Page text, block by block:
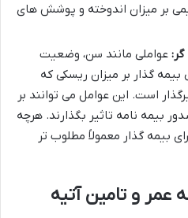
بر میزان اندوخته و پوشش های
عواملی مانند سن، وضعیت
گذار بر میزان ریسکی که
است. این عوامل می توانند بر
بیمه نامه تاثیر بگذارند. هرچه
بیمه گذار معمولاً مطلوب تر
و تامین آتیه